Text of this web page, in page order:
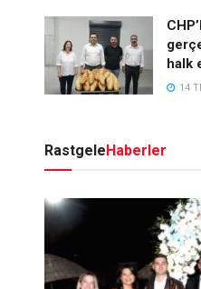
halk
14
RastgeleHaberler